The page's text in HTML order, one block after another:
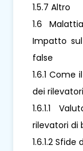
1.5.7 Altro
1.6
Impatto
false
1.6.1
dei
1.6.1.1
rilevatori di
1.6.1.2